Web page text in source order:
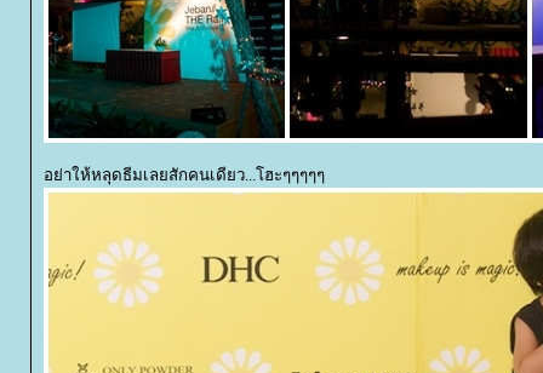
อย่าให้หลุดธีมเลยสักคนเดียว...โฮะๆๆๆๆๆ